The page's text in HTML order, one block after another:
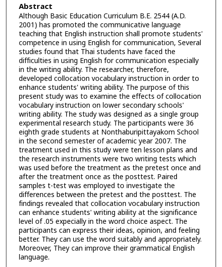
Abstract
Although Basic Education Curriculum B.E. 2544 (A.D.
2001) has promoted the communicative language
teaching that English instruction shall promote students'
competence in using English for communication, Several
studies found that Thai students have faced the
difficulties in using English for communication especially
in the writing ability. The researcher, therefore,
developed collocation vocabulary instruction in order to
enhance students' writing ability. The purpose of this
present study was to examine the effects of collocation
vocabulary instruction on lower secondary schools'
writing ability. The study was designed as a single group
experimental research study. The participants were 36
eighth grade students at Nonthaburipittayakom School
in the second semester of academic year 2007. The
treatment used in this study were ten lesson plans and
the research instruments were two writing tests which
was used before the treatment as the pretest once and
after the treatment once as the posttest. Paired
samples t-test was employed to investigate the
differences between the pretest and the posttest. The
findings revealed that collocation vocabulary instruction
can enhance students' writing ability at the significance
level of .05 expecially in the word choice aspect. The
participants can express their ideas, opinion, and feeling
better. They can use the word suitably and appropriately.
Moreover, They can improve their grammatical English
language.